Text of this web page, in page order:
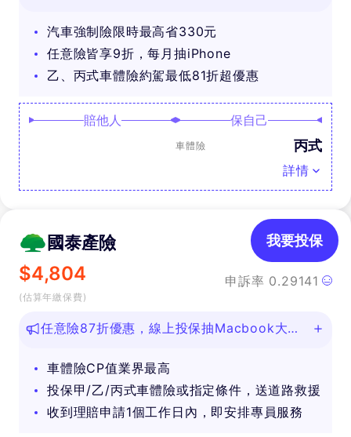
汽車強制險限時最高省330元
任意險皆享9折，每月抽iPhone
乙、丙式車體險約駕最低81折超優惠
賠他人 保自己
車體險 丙式
詳情
國泰產險
$4,804
(估算年繳保費)
申訴率 0.29141
我要投保
任意險87折優惠，線上投保抽Macbook大
車體險CP值業界最高
投保甲/乙/丙式車體險或指定條件，送道路救援
收到理賠申請1個工作日內，即安排專員服務